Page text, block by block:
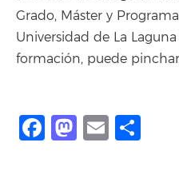
Grado, Máster y
Universidad de La
formación, puede pinchar
Facebook
Email